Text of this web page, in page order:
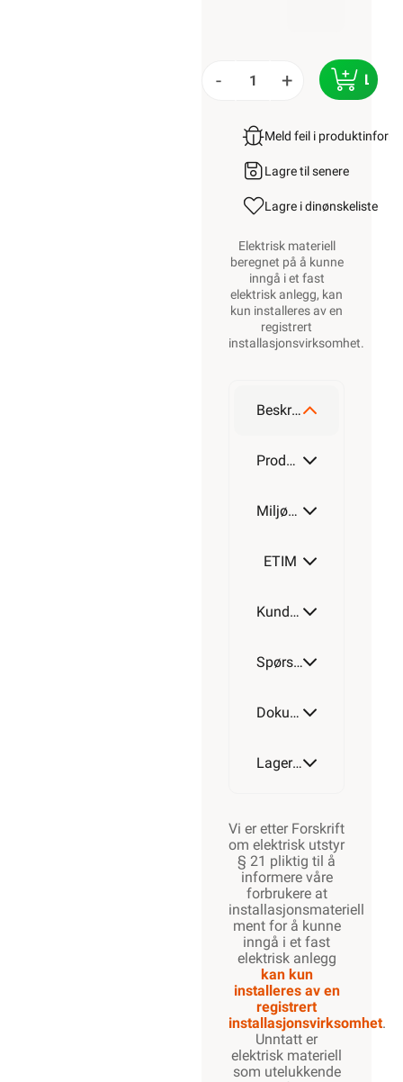
- +
Meld feil i
Lagre til senere
Lagre i dinønskeliste
Elektrisk materiell
beregnet på å kunne
inngå i et fast
elektrisk anlegg, kan
kun installeres av en
registrert
installasjonsvirksomhet.
Beskrivelse
Produktdetaljer
Miljøparametere
ETIM
Kundeomtale
Spørsmål og svar
Dokumentasjon
Lagerstatus
Vi er etter Forskrift
om elektrisk utstyr
§ 21 pliktig til å
informere våre
forbrukere at
installasjonsmateriell
ment for å kunne
inngå i et fast
elektrisk anlegg
kan kun
installeres av en
registrert
installasjonsvirksomhet.
Unntatt er
elektrisk materiell
som utelukkende